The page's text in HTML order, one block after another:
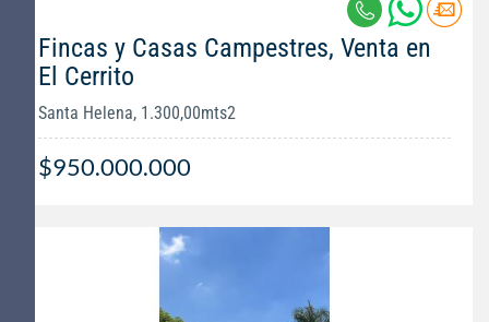
Fincas y Casas Campestres, Venta en
El Cerrito
Santa Helena, 1.300,00mts2
$950.000.000